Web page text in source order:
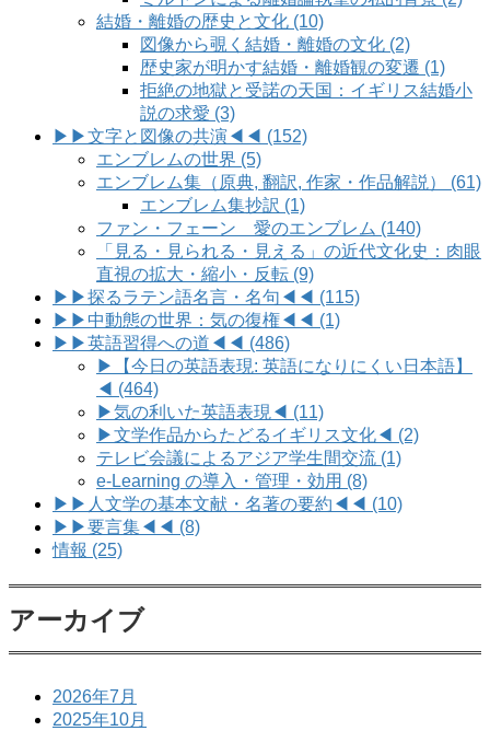
結婚・離婚の歴史と文化 (10)
図像から覗く結婚・離婚の文化 (2)
歴史家が明かす結婚・離婚観の変遷 (1)
拒絶の地獄と受諾の天国：イギリス結婚小
説の求愛 (3)
▶▶文字と図像の共演◀◀ (152)
エンブレムの世界 (5)
エンブレム集（原典, 翻訳, 作家・作品解説） (61)
エンブレム集抄訳 (1)
ファン・フェーン 愛のエンブレム (140)
「見る・見られる・見える」の近代文化史：肉眼
直視の拡大・縮小・反転 (9)
▶▶探るラテン語名言・名句◀◀ (115)
▶▶中動態の世界：気の復権◀◀ (1)
▶▶英語習得への道◀◀ (486)
▶【今日の英語表現: 英語になりにくい日本語】
◀ (464)
▶気の利いた英語表現◀ (11)
▶文学作品からたどるイギリス文化◀ (2)
テレビ会議によるアジア学生間交流 (1)
e-Learning の導入・管理・効用 (8)
▶▶人文学の基本文献・名著の要約◀◀ (10)
▶▶要言集◀◀ (8)
情報 (25)
アーカイブ
2026年7月
2025年10月